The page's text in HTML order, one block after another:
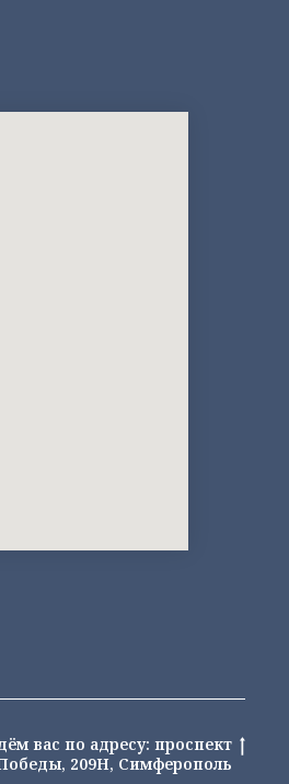
вас по адресу: проспект
209Н, Симферополь